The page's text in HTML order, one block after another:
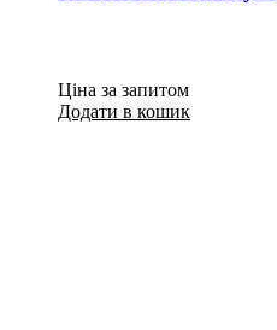
Ціна за запитом
Додати в кошик